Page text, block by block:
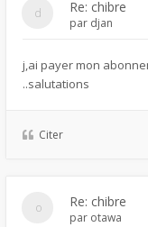
Re: chibre
par djan
j,ai payer mon
..salutations
Citer
Re: chibre
par otawa